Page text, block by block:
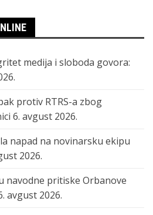
medija i sloboda govora:
protiv RTRS-a zbog
6. avgust 2026.
napad na novinarsku ekipu
2026.
navodne pritiske Orbanove
avgust 2026.